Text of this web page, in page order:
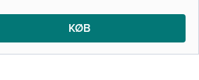
KØB